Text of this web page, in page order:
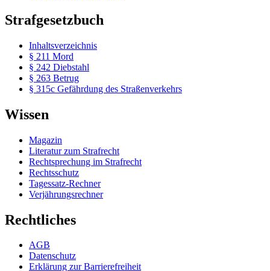
Strafgesetzbuch
Inhaltsverzeichnis
§ 211 Mord
§ 242 Diebstahl
§ 263 Betrug
§ 315c Gefährdung des Straßenverkehrs
Wissen
Magazin
Literatur zum Strafrecht
Rechtsprechung im Strafrecht
Rechtsschutz
Tagessatz-Rechner
Verjährungsrechner
Rechtliches
AGB
Datenschutz
Erklärung zur Barrierefreiheit